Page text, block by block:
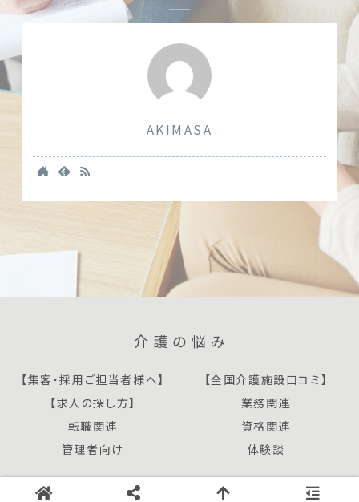
AKIMASA
介護の悩み
【集客・採用ご担当者様へ】
【全国介護施設口コミ】
【求人の探し方】
業務関連
転職関連
資格関連
管理者向け
体験談
Copyright © 2020 介護の悩み All Rights Reserved.